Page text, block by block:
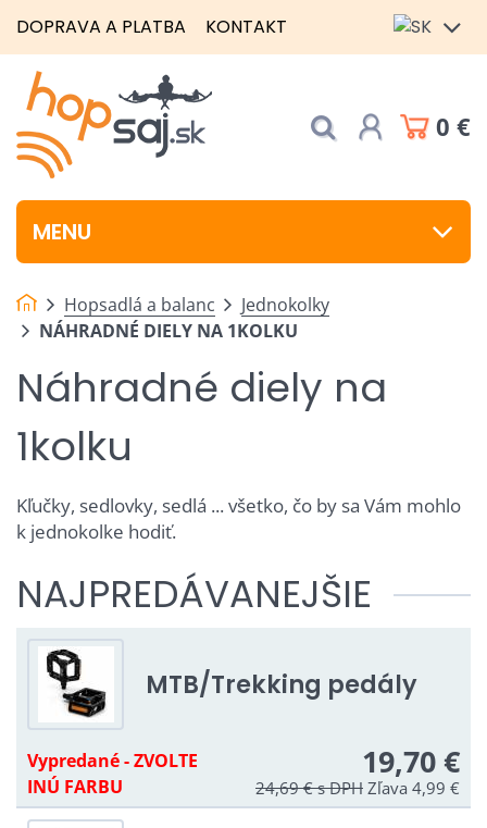
DOPRAVA A PLATBA KONTAKT
0 €
MENU
Hopsadlá a balanc
Jednokolky
NÁHRADNÉ DIELY NA 1KOLKU
Náhradné diely na
1kolku
Kľučky, sedlovky, sedlá ... všetko, čo by sa Vám mohlo
k jednokolke hodiť.
NAJPREDÁVANEJŠIE
MTB/Trekking pedály
Vypredané - ZVOLTE
INÚ FARBU
19,70 €
24,69 €s DPHZľava 4,99 €